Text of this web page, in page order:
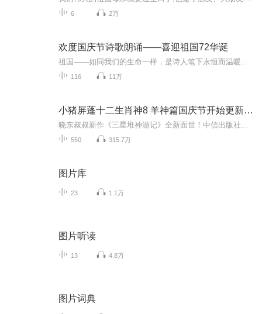
6 2万
欢度国庆节诗歌朗诵——喜迎祖国72华诞
116 11万
小猪屏蓬十二生肖神8 羊神篇国庆节开始更新啦！
550 315.7万
图片库
23 1.1万
图片听读
13 4.8万
图片词典